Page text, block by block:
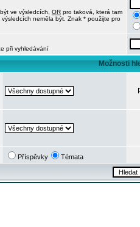
ve výsledcích, OR pro taková, která tam
neměla být. Znak * použijte pro
při vyhledávání
Možnosti
Příspěvky Témata